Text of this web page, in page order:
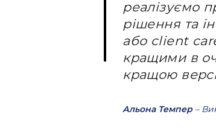
реалізуємо
рішення та
або client
кращими в
кращою
Альона Темпер–